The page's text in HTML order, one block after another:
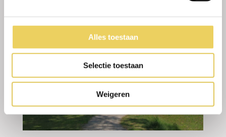
Alles toestaan
Selectie toestaan
Weigeren